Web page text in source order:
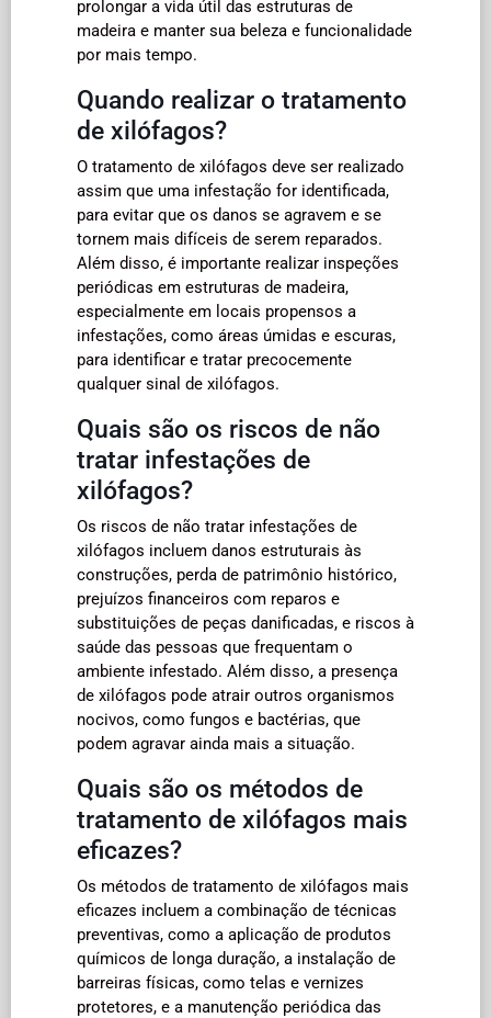
prolongar a vida útil das estruturas de
madeira e manter sua beleza e funcionalidade
por mais tempo.
Quando realizar o tratamento
de xilófagos?
O tratamento de xilófagos deve ser realizado
assim que uma infestação for identificada,
para evitar que os danos se agravem e se
tornem mais difíceis de serem reparados.
Além disso, é importante realizar inspeções
periódicas em estruturas de madeira,
especialmente em locais propensos a
infestações, como áreas úmidas e escuras,
para identificar e tratar precocemente
qualquer sinal de xilófagos.
Quais são os riscos de não
tratar infestações de
xilófagos?
Os riscos de não tratar infestações de
xilófagos incluem danos estruturais às
construções, perda de patrimônio histórico,
prejuízos financeiros com reparos e
substituições de peças danificadas, e riscos à
saúde das pessoas que frequentam o
ambiente infestado. Além disso, a presença
de xilófagos pode atrair outros organismos
nocivos, como fungos e bactérias, que
podem agravar ainda mais a situação.
Quais são os métodos de
tratamento de xilófagos mais
eficazes?
Os métodos de tratamento de xilófagos mais
eficazes incluem a combinação de técnicas
preventivas, como a aplicação de produtos
químicos de longa duração, a instalação de
barreiras físicas, como telas e vernizes
protetores, e a manutenção periódica das